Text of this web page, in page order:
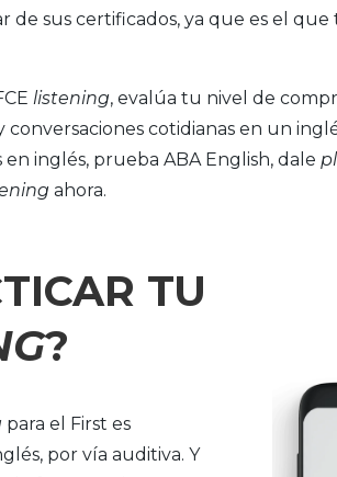
de sus certificados, ya que es el que
listening, evalúa tu nivel de
cotidianas en un
inglés, prueba ABA English, dale
ahora.
TU
?
para el First es
por vía auditiva. Y